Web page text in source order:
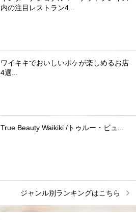
内の注目レストラン4...
ワイキキでおいしいポケが楽しめるお店
4選...
True Beauty Waikiki /トゥルー・ビュ...
ジャンル別ランキングはこちら